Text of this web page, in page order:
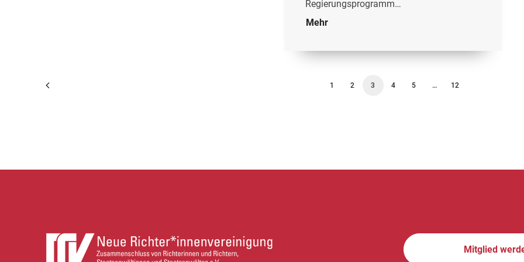
Regierungsprogramm…
Mehr
1 2 3 4 5 … 12
Mitglied